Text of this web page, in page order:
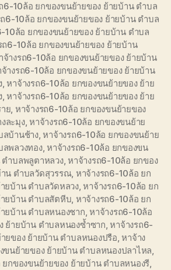
6-10ล้อ ยกของขนย้ายของ ย้ายบ้าน ตำบล
6-10ล้อ ยกของขนย้ายของ ย้ายบ้าน ตำบล
10ล้อ ยกของขนย้ายของ ย้ายบ้าน ตำบล
ถ6-10ล้อ ยกของขนย้ายของ ย้ายบ้าน
จ้างรถ6-10ล้อ ยกของขนย้ายของ ย้ายบ้าน
างรถ6-10ล้อ ยกของขนย้ายของ ย้ายบ้าน
,หาจ้างรถ6-10ล้อ ยกของขนย้ายของ ย้าย
,หาจ้างรถ6-10ล้อ ยกของขนย้ายของ ย้าย
ย, หาจ้างรถ6-10ล้อ ยกของขนย้ายของ
ละมุง,หาจ้างรถ6-10ล้อ ยกของขนย้าย
ลบ้านช้าง,หาจ้างรถ6-10ล้อ ยกของขนย้าย
พลวงทอง,หาจ้างรถ6-10ล้อ ยกของขน
ตำบลพลูตาหลวง,หาจ้างรถ6-10ล้อ ยกของ
น ตำบลวัดสุวรรณ, หาจ้างรถ6-10ล้อ ยก
ยบ้าน ตำบลวัดหลวง,หาจ้างรถ6-10ล้อ ยก
ยบ้าน ตำบลสัตหีบ, หาจ้างรถ6-10ล้อ ยก
ยบ้าน ตำบลหนองชาก,หาจ้างรถ6-10ล้อ
ย้ายบ้าน ตำบลหนองซ้ำซาก,หาจ้างรถ6-
ยของ ย้ายบ้าน ตำบลหนองปรือ,หาจ้าง
ขนย้ายของ ย้ายบ้าน ตำบลหนองปลาไหล,
ยกของขนย้ายของ ย้ายบ้าน ตำบลหนองรี,